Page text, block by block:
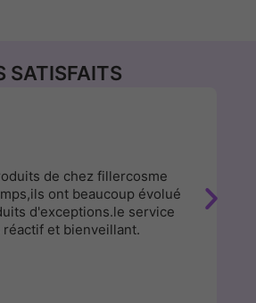
SATISFAITS
de chez fillercosme
ont beaucoup évolué
d'exceptions.le service
et bienveillant.